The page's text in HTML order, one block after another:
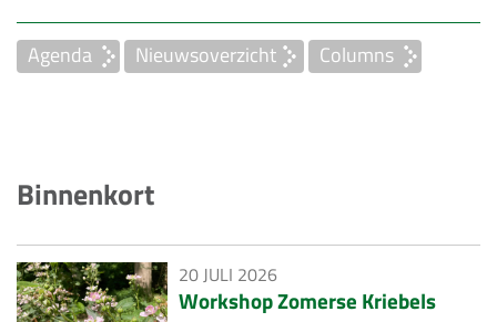
Agenda Nieuwsoverzicht Columns
Binnenkort
20 JULI 2026
Workshop Zomerse Kriebels